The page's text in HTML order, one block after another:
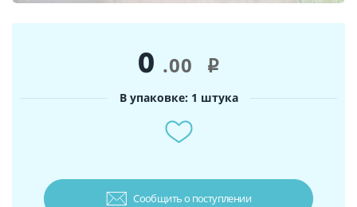
0 .00 i
В упаковке: 1 штука
Сообщить о поступлении